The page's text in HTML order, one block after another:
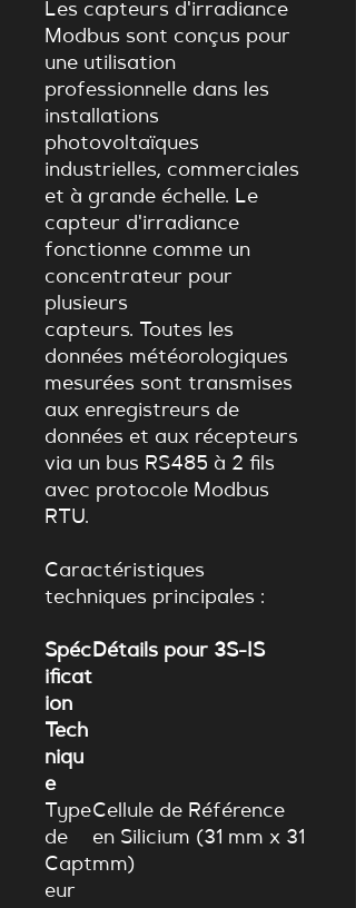
Les capteurs d'irradiance
Modbus sont conçus pour
une utilisation
professionnelle dans les
installations
photovoltaïques
industrielles, commerciales
et à grande échelle. Le
capteur d'irradiance
fonctionne comme un
concentrateur pour
plusieurs
capteurs. Toutes les
données météorologiques
mesurées sont transmises
aux enregistreurs de
données et aux récepteurs
via un bus RS485 à 2 fils
avec protocole Modbus
RTU.
Caractéristiques
techniques principales :
Spéc
ificat
ion
Tech
niqu
e
Détails pour 3S-IS
Type
de
Capt
eur
Cellule de Référence
en Silicium (31 mm x 31
mm)